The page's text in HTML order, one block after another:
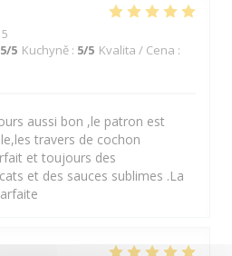
5/5 Kuchyně : 5/5 Kvalita / Cena :
aussi bon ,le patron est
travers de cochon
et toujours des
et des sauces sublimes .La